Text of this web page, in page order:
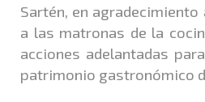
Sartén, en
a las matronas de la
acciones adelantadas
patrimonio gastronómico